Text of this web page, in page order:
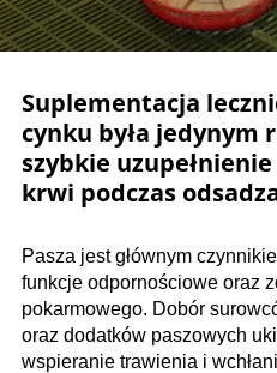
Suplementacja
cynku była jedynym
szybkie
krwi podczas
Pasza jest głównym
funkcje odpornościowe oraz
pokarmowego. Dobór
oraz dodatków paszowych
wspieranie trawienia i